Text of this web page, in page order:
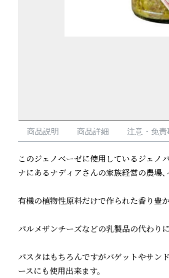
商品説明 商品詳細 注意・免責
このジェノベーゼに使用しているジェノ
ナにあるナディアさんの家族経営の農場、
有機の植物性原料だけで作られた香り豊
パルメザンチーズなどの乳製品の代わり
パスタはもちろんですがバゲットやサン
ースにも使用出来ます。